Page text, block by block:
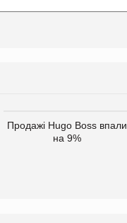
Продажі Hugo Boss впали
на 9%